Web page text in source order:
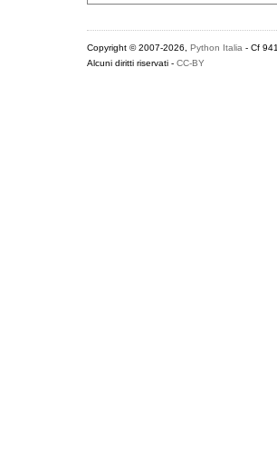
Copyright © 2007-2026, Python Italia - Cf
Alcuni diritti riservati - CC-BY